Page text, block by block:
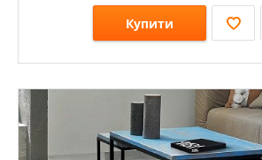
Купити
Розміри: 1200х1200;
Стилі: Під мармур; Під камінь; Ceppo di Gre;
Кольори: